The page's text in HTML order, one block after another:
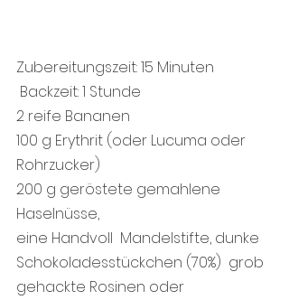
Zubereitungszeit: 15 Minuten
Backzeit: 1 Stunde
2 reife Bananen
100 g Erythrit (oder Lucuma oder
Rohrzucker)
200 g geröstete gemahlene
Haselnüsse,
eine Handvoll  Mandelstifte, dunke
Schokoladesstückchen (70%)  grob
gehackte Rosinen oder